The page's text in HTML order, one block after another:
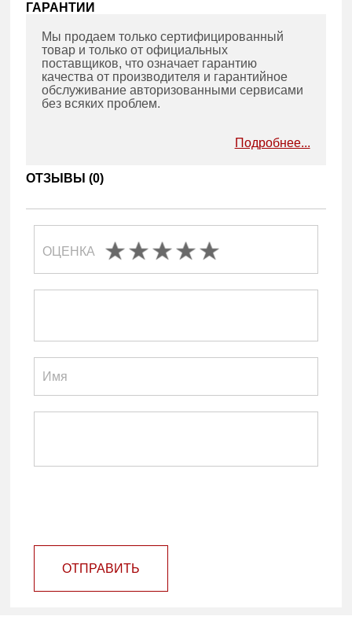
ГАРАНТИИ
Мы продаем только сертифицированный
товар и только от официальных
поставщиков, что означает гарантию
качества от производителя и гарантийное
обслуживание авторизованными сервисами
без всяких проблем.
Подробнее...
ОТЗЫВЫ (0)
ОЦЕНКА
ОТПРАВИТЬ